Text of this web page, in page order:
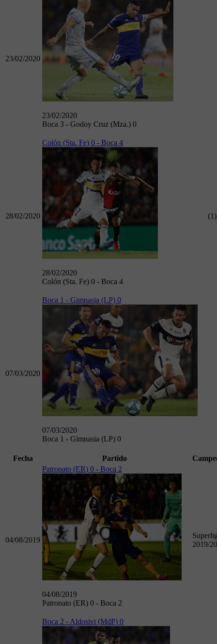
23/02/2020
23/02/2020
Boca 3 - Godoy Cruz (Mza.) 0
28/02/2020
Colón (Sta. Fe) 0 - Boca 4
28/02/2020
Colón (Sta. Fe) 0 - Boca 4
(1)
07/03/2020
Boca 1 - Gimnasia (LP) 0
07/03/2020
Boca 1 - Gimnasia (LP) 0
Fecha Partido
04/08/2019
Patronato (ER) 0 - Boca 2
04/08/2019
Patronato (ER) 0 - Boca 2
2019/
Boca 2 - Aldosivi (MdP) 0